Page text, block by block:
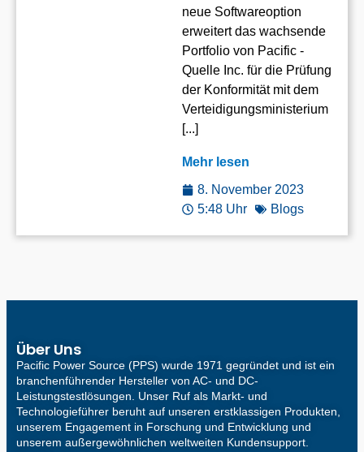
neue Softwareoption
erweitert das wachsende
Portfolio von Pacific -
Quelle Inc. für die Prüfung
der Konformität mit dem
Verteidigungsministerium
[...]
Mehr lesen
8. November 2023
5:48 Uhr
Blogs
Über Uns
Pacific Power Source (PPS) wurde 1971 gegründet und ist ein
branchenführender Hersteller von AC- und DC-
Leistungstestlösungen. Unser Ruf als Markt- und
Technologieführer beruht auf unseren erstklassigen Produkten,
unserem Engagement in Forschung und Entwicklung und
unserem außergewöhnlichen weltweiten Kundensupport.